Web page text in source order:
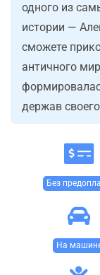
одного из
истории —
сможете
античного
держав
Без
На